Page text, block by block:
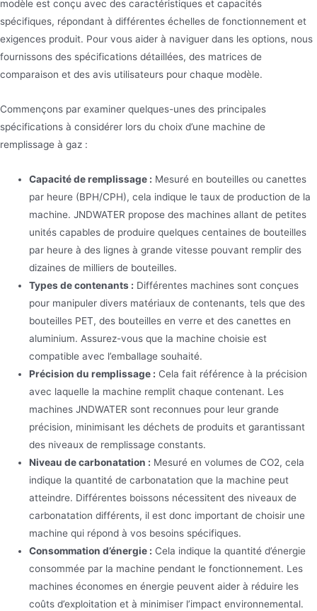
modèle est conçu avec des caractéristiques et capacités
spécifiques, répondant à différentes échelles de fonctionnement et
exigences produit. Pour vous aider à naviguer dans les options, nous
fournissons des spécifications détaillées, des matrices de
comparaison et des avis utilisateurs pour chaque modèle.
Commençons par examiner quelques-unes des principales
spécifications à considérer lors du choix d’une machine de
remplissage à gaz :
Capacité de remplissage : Mesuré en bouteilles ou canettes
par heure (BPH/CPH), cela indique le taux de production de la
machine. JNDWATER propose des machines allant de petites
unités capables de produire quelques centaines de bouteilles
par heure à des lignes à grande vitesse pouvant remplir des
dizaines de milliers de bouteilles.
Types de contenants : Différentes machines sont conçues
pour manipuler divers matériaux de contenants, tels que des
bouteilles PET, des bouteilles en verre et des canettes en
aluminium. Assurez-vous que la machine choisie est
compatible avec l’emballage souhaité.
Précision du remplissage : Cela fait référence à la précision
avec laquelle la machine remplit chaque contenant. Les
machines JNDWATER sont reconnues pour leur grande
précision, minimisant les déchets de produits et garantissant
des niveaux de remplissage constants.
Niveau de carbonatation : Mesuré en volumes de CO2, cela
indique la quantité de carbonatation que la machine peut
atteindre. Différentes boissons nécessitent des niveaux de
carbonatation différents, il est donc important de choisir une
machine qui répond à vos besoins spécifiques.
Consommation d’énergie : Cela indique la quantité d’énergie
consommée par la machine pendant le fonctionnement. Les
machines économes en énergie peuvent aider à réduire les
coûts d’exploitation et à minimiser l’impact environnemental.